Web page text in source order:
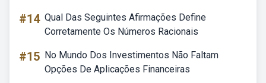
#14 Qual Das Seguintes Afirmações Define
Corretamente Os Números Racionais
#15 No Mundo Dos Investimentos Não Faltam
Opções De Aplicações Financeiras